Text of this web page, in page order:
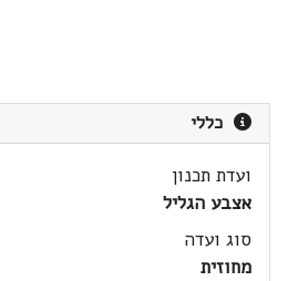
כללי
ועדת תכנון
אצבע הגליל
סוג ועדה
מחוזית